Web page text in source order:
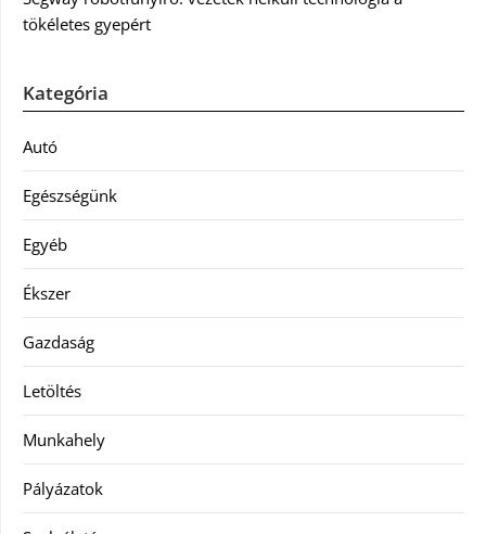
tökéletes gyepért
Kategória
Autó
Egészségünk
Egyéb
Ékszer
Gazdaság
Letöltés
Munkahely
Pályázatok